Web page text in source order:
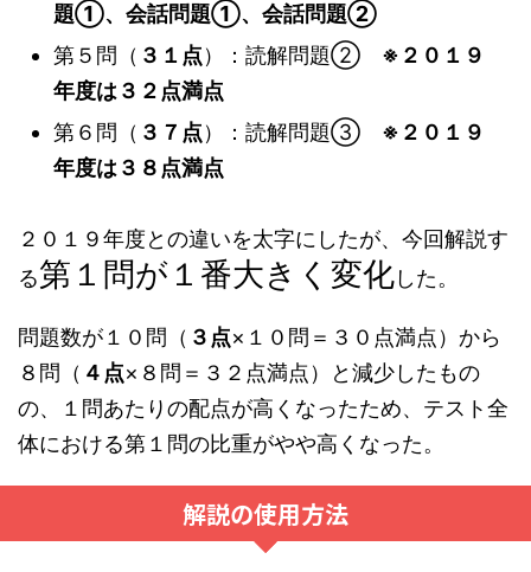
題①、会話問題①、会話問題②
第５問（ ３１点）：読解問題② ※２０１９
年度は３２点満点
第６問（ ３７点）：読解問題③ ※２０１９
年度は３８点満点
２０１９年度との違いを太字にしたが、今回解説す
る第１問が１番大きく変化した。
問題数が１０問（ ３点×１０問＝３０点満点）から
８問（ ４点×８問＝３２点満点）と減少したもの
の、１問あたりの配点が高くなったため、テスト全
体における第１問の比重がやや高くなった。
解説の使用方法